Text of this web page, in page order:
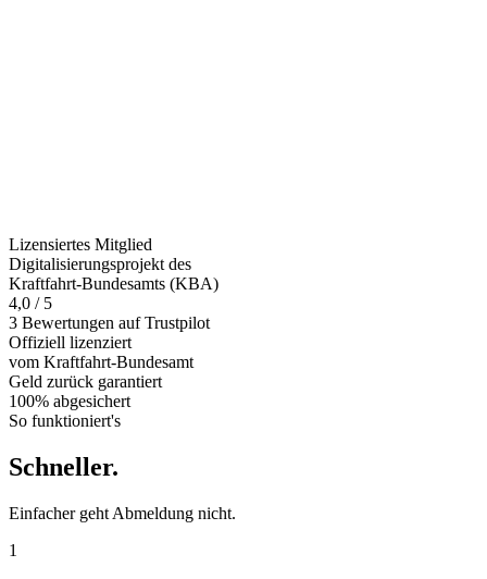
Lizensiertes Mitglied
Digitalisierungsprojekt des
Kraftfahrt-Bundesamts (KBA)
4,0 / 5
3 Bewertungen auf Trustpilot
Offiziell lizenziert
vom Kraftfahrt-Bundesamt
Geld zurück garantiert
100% abgesichert
So funktioniert's
Schneller.
Einfacher geht Abmeldung nicht.
1